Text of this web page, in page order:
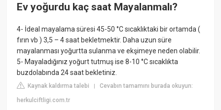
Ev yoğurdu kaç saat Mayalanmalı?
4- İdeal mayalama süresi 45-50 °C sıcaklıktaki bir ortamda (
fırın vb ) 3,5 – 4 saat bekletmektir. Daha uzun süre
mayalanması yoğurtta sulanma ve ekşimeye neden olabilir.
5- Mayaladığınız yoğurt tutmuş ise 8-10 °C sıcaklıkta
buzdolabında 24 saat bekletiniz.
Kaynak kaldırma talebi |Cevabın tamamını burada okuyun:
herkulciftligi.com.tr